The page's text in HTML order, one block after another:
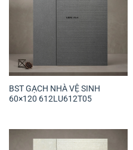
BST GẠCH NHÀ VỆ SINH
60×120 612LU612T05